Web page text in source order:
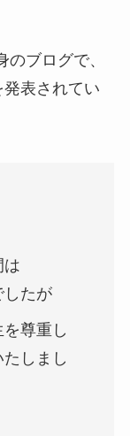
ブログで、
表されてい
は
したが
尊重し
しまし